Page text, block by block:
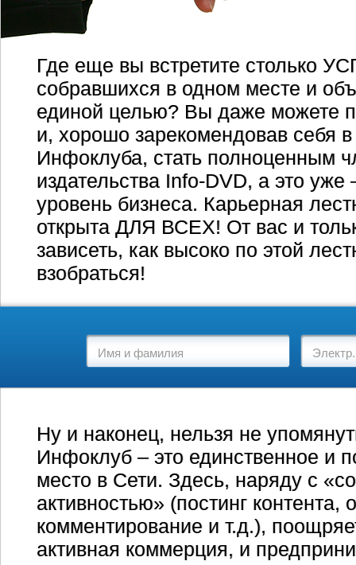
Где еще вы встретите столько
собравшихся в одном месте и
единой целью? Вы даже можете
и, хорошо зарекомендовав себя
Инфоклуба, стать полноценным
издательства Info-DVD, а это
уровень бизнеса. Карьерная
открыта ДЛЯ ВСЕХ! От вас и
зависеть, как высоко по этой
взобраться!
Ну и наконец, нельзя не
Инфоклуб – это единственное и
место в Сети. Здесь, наряду с
активностью» (постинг контента,
комментирование и т.д.),
активная коммерция, и